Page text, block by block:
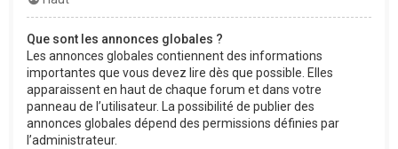
Que sont les annonces globales ?
Les annonces globales contiennent des informations
importantes que vous devez lire dès que possible. Elles
apparaissent en haut de chaque forum et dans votre
panneau de l’utilisateur. La possibilité de publier des
annonces globales dépend des permissions définies par
l’administrateur.